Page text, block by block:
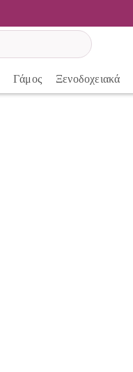
Γάμος Ξενοδοχειακά